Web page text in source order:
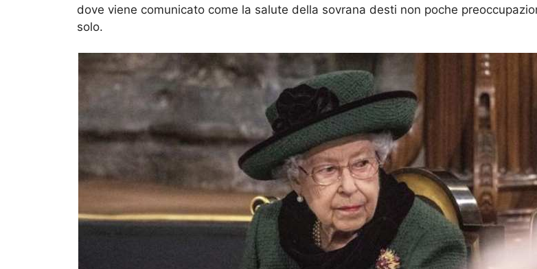
dove viene comunicato come la salute della sovrana desti non poche
solo.